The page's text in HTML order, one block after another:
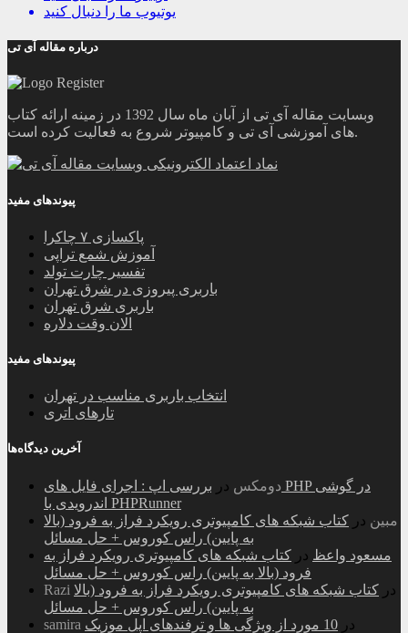
یوتیوب ما را دنبال کنید
درباره مقاله آی تی
وبسایت مقاله آی تی از آبان ماه سال 1392 در زمینه ارائه کتاب
های آموزشی آی تی و کامپیوتر شروع به فعالیت کرده است.
پیوندهای مفید
پاکسازی ۷ چاکرا
آموزش شمع تراپی
تفسیر چارت تولد
باربری پیروزی در شرق تهران
باربری شرق تهران
الان وقت دلاره
پیوندهای مفید
انتخاب باربری مناسب در تهران
تارهای اتری
آخرین دیدگاه‌ها
دومکس در بررسی اپ : اجرای فایل های PHP در گوشی
اندرویدی با PHPRunner
مبین در کتاب شبکه های کامپیوتری رویکرد فراز به فرود (بالا
به پایین) راس کوروس + حل مسائل
مسعود واعظ در کتاب شبکه های کامپیوتری رویکرد فراز به
فرود (بالا به پایین) راس کوروس + حل مسائل
Razi
در کتاب شبکه های کامپیوتری رویکرد فراز به فرود (بالا
به پایین) راس کوروس + حل مسائل
samira
در 10 مورد از ویژگی ها و ترفندهای اپل موزیک